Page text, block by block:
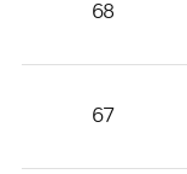
다.
68
67